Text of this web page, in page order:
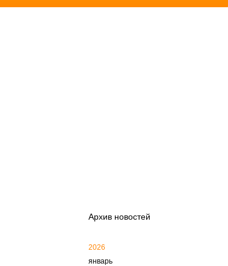
Архив новостей
2026
январь